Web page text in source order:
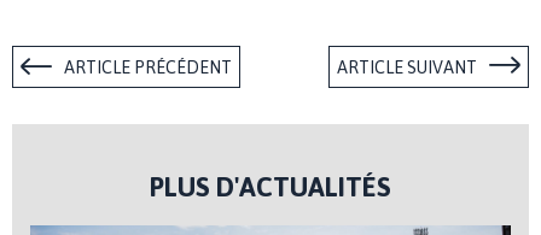
ARTICLE PRÉCÉDENT ARTICLE SUIVANT
PLUS D'ACTUALITÉS